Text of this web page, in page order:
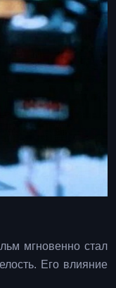
мгновенно стал
Его влияние